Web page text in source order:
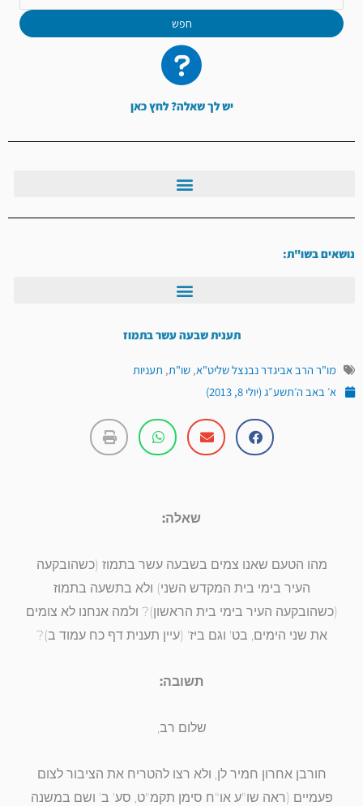
חפש
יש לך שאלה? לחץ כאן
נושאים בשו"ת:
תענית שבעה עשר בתמוז
מו"ר הרב אביגדר נבנצל שליט"א, שו"ת, תעניות
א׳ באב ה׳תשע״ג (יולי 8, 2013)
שאלה:
מהו הטעם שאנו צמים בשבעה עשר בתמוז (כשהובקעה
העיר בימי בית המקדש השני) ולא בתשעה בתמוז
(כשהובקעה העיר בימי בית הראשון)? ולמה אנחנו לא צומים
את שני הימים, בט' וגם ביז' (עיין תענית דף כח עמוד ב)?
תשובה:
שלום רב,
חורבן אחרון חמיר לן, ולא רצו להטריח את הציבור לצום
פעמיים (ראה שו"ע או"ח סימן תקמ"ט, סע' ב' ושם במשנה